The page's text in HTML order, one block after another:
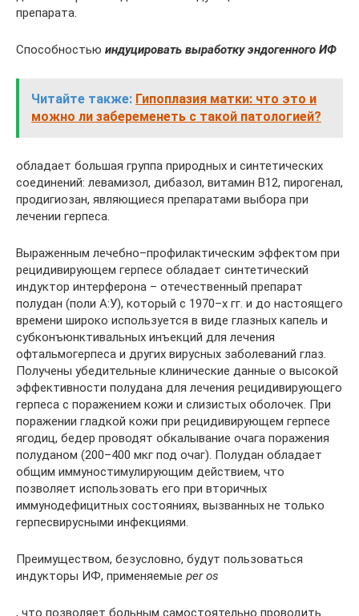
препарата.
Способностью индуцировать выработку эндогенного ИФ
Читайте также: Гипоплазия матки: что это и
можно ли забеременеть с такой патологией?
обладает большая группа природных и синтетических
соединений: левамизол, дибазол, витамин В12, пирогенал,
продигиозан, являющиеся препаратами выбора при
лечении герпеса.
Выраженным лечебно–профилактическим эффектом при
рецидивирующем герпесе обладает синтетический
индуктор интерферона – отечественный препарат
полудан (поли А:У), который с 1970–х гг. и до настоящего
времени широко используется в виде глазных капель и
субконъюнктивальных инъекций для лечения
офтальмогерпеса и других вирусных заболеваний глаз.
Получены убедительные клинические данные о высокой
эффективности полудана для лечения рецидивирующего
герпеса с поражением кожи и слизистых оболочек. При
поражении гладкой кожи при рецидивирующем герпесе
ягодиц, бедер проводят обкалывание очага поражения
полуданом (200–400 мкг под очаг). Полудан обладает
общим иммуностимулирующим действием, что
позволяет использовать его при вторичных
иммунодефицитных состояниях, вызванных не только
герпесвирусными инфекциями.
Преимуществом, безусловно, будут пользоваться
индукторы ИФ, применяемые per os
, что позволяет больным самостоятельно проводить